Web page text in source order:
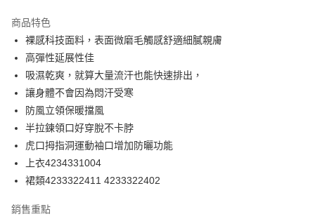
臺灣中小企業銀行
匯豐（台灣）商業銀行
華泰商業銀行
聯邦商業銀行
元大商業銀行
永豐商業銀行
玉山商業銀行
台灣樂天信用卡公司
Apple Pay
街口支付
悠遊付
全盈+PAY
大哥付你分期
相關說明
【大哥付你分期使用說明】
1.本服務由台灣大哥大提供，台灣大哥大用戶可立即使用無須另外申請。
2.付款方式選擇「大哥付你分期」，訂單成立後會自動跳轉到大哥付的交易
成交易。
AFTEE先享後付
【關於「AFTEE先享後付」】
商品特色
裸感科技面料，表面微磨毛觸感舒適細膩親膚
高彈性延展性佳
吸濕乾爽，就算大量流汗也能快速排出，
讓身體不會因為悶汗受寒
防風立領保暖擋風
半拉鍊領口好穿脫不卡脖
虎口拇指洞運動袖口增加防曬功能
上衣4234331004
裙類4233322411 4233322402
銷售重點